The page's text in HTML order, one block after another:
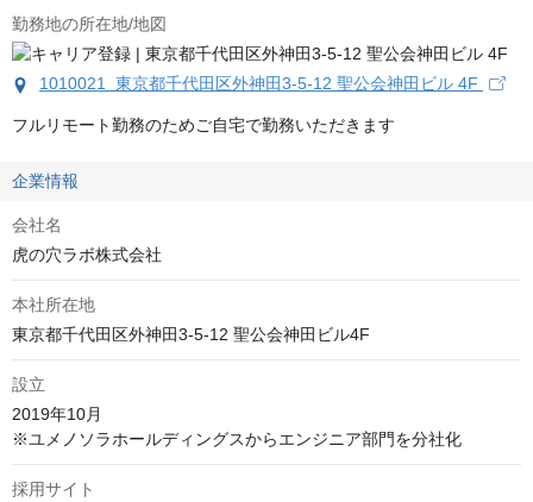
勤務地の所在地/地図
1010021 東京都千代田区外神田3-5-12 聖公会神田ビル 4F
フルリモート勤務のためご自宅で勤務いただきます
企業情報
会社名
虎の穴ラボ株式会社
本社所在地
東京都千代田区外神田3-5-12 聖公会神田ビル4F
設立
2019年10月
※ユメノソラホールディングスからエンジニア部門を分社化
採用サイト